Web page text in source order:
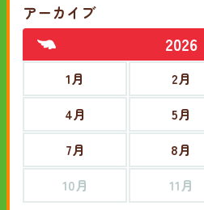
アーカイブ
2026
1月 2月
4月
5月
7月
8月
10月
11月